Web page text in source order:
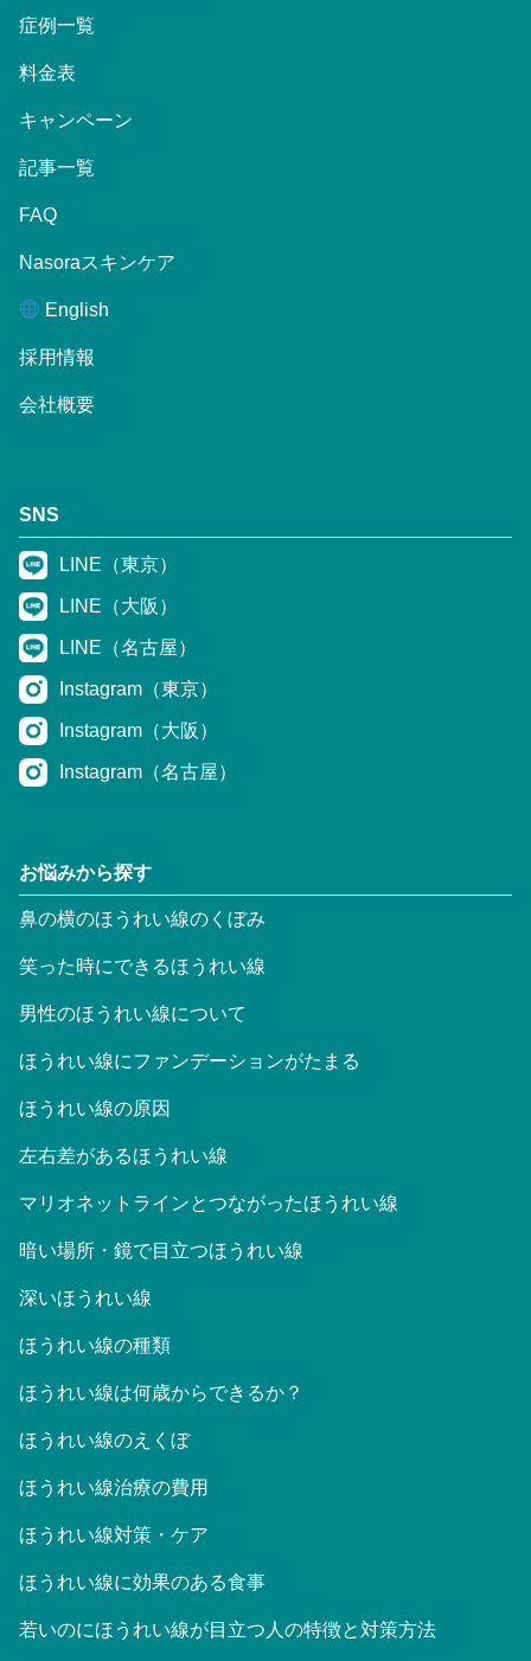
症例一覧
料金表
キャンペーン
記事一覧
FAQ
Nasoraスキンケア
English
採用情報
会社概要
SNS
LINE（東京）
LINE（大阪）
LINE（名古屋）
Instagram（東京）
Instagram（大阪）
Instagram（名古屋）
お悩みから探す
鼻の横のほうれい線のくぼみ
笑った時にできるほうれい線
男性のほうれい線について
ほうれい線にファンデーションがたまる
ほうれい線の原因
左右差があるほうれい線
マリオネットラインとつながったほうれい線
暗い場所・鏡で目立つほうれい線
深いほうれい線
ほうれい線の種類
ほうれい線は何歳からできるか？
ほうれい線のえくぼ
ほうれい線治療の費用
ほうれい線対策・ケア
ほうれい線に効果のある食事
若いのにほうれい線が目立つ人の特徴と対策方法